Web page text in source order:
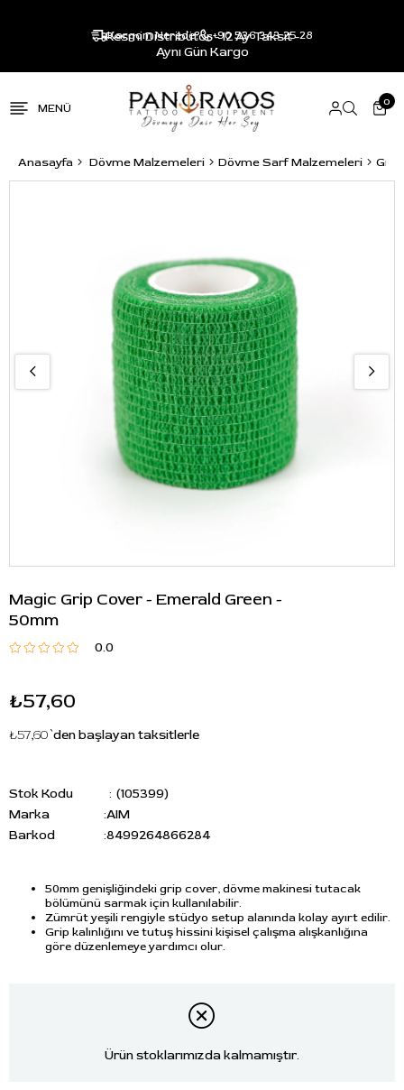
Resmi Distribütör - 12 Ay Taksit -
Aynı Gün Kargo
Kargom Nerede? +90 536 343 25 28
0
Anasayfa Dövme Malzemeleri Dövme Sarf Malzemeleri Grip
Magic Grip Cover - Emerald Green -
50mm
0.0
₺57,60
₺57,60`den başlayan taksitlerle
Stok Kodu
(105399)
Marka
:AIM
Barkod
:8499264866284
50mm genişliğindeki grip cover, dövme makinesi tutacak
bölümünü sarmak için kullanılabilir.
Zümrüt yeşili rengiyle stüdyo setup alanında kolay ayırt edilir.
Grip kalınlığını ve tutuş hissini kişisel çalışma alışkanlığına
göre düzenlemeye yardımcı olur.
Ürün stoklarımızda kalmamıştır.